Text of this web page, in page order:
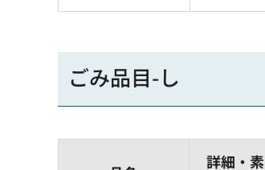
ごみ品目-し
詳細・素